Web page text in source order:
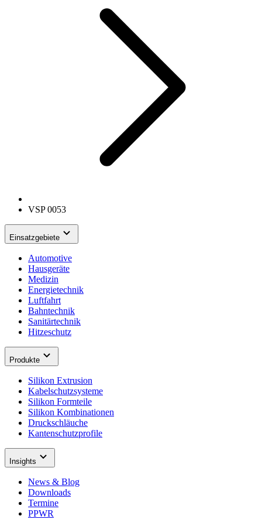
VSP 0053
Einsatzgebiete
Automotive
Hausgeräte
Medizin
Energietechnik
Luftfahrt
Bahntechnik
Sanitärtechnik
Hitzeschutz
Produkte
Silikon Extrusion
Kabelschutzsysteme
Silikon Formteile
Silikon Kombinationen
Druckschläuche
Kantenschutzprofile
Insights
News & Blog
Downloads
Termine
PPWR